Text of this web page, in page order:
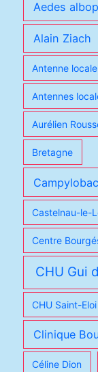
Aedes
Alain Ziach
Antenne locale
Antennes
Aurélien
Bretagne
Castelnau-le-
Centre
CHU Gui
CHU Saint-Eloi
Clinique
Céline Dion